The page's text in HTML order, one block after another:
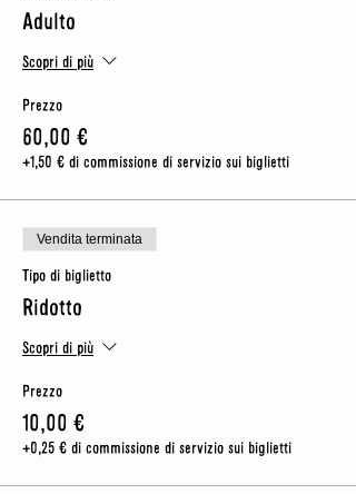
all&#39;aperto, quindi dovresti indossare scarpe
ombrello o una giacca antipioggia per ogni evenienza
Adulto
Scopri di più
Prezzo
60,00 €
+1,50 € di commissione di servizio sui biglietti
Vendita terminata
Tipo di biglietto
Ridotto
Scopri di più
Prezzo
10,00 €
+0,25 € di commissione di servizio sui biglietti